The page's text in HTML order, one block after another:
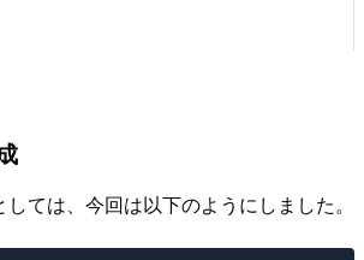
ては、今回は以下のようにしました。